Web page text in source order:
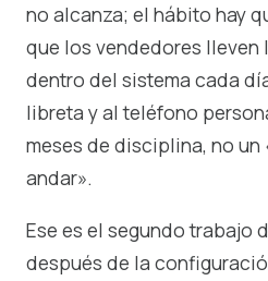
no alcanza; el hábito hay
que los vendedores lleven
dentro del sistema cada
libreta y al teléfono
meses de disciplina, no un
andar».
Ese es el segundo trabajo
después de la